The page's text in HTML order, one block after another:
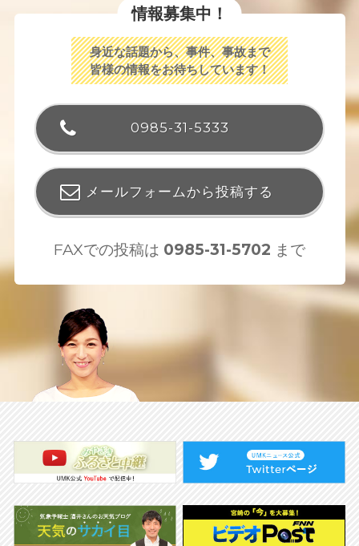
情報募集中！
身近な話題から、事件、事故まで
皆様の情報をお待ちしています！
0985-31-5333
メールフォームから投稿する
FAXでの投稿は 0985-31-5702 まで